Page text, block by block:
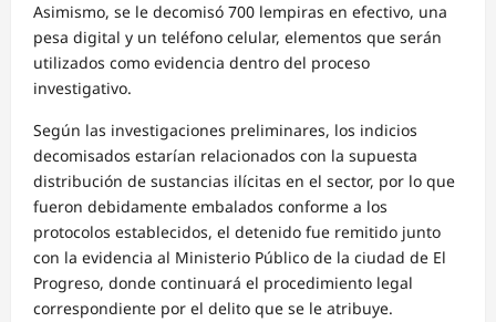
Asimismo, se le decomisó 700 lempiras en efectivo, una
pesa digital y un teléfono celular, elementos que serán
utilizados como evidencia dentro del proceso
investigativo.
Según las investigaciones preliminares, los indicios
decomisados estarían relacionados con la supuesta
distribución de sustancias ilícitas en el sector, por lo que
fueron debidamente embalados conforme a los
protocolos establecidos, el detenido fue remitido junto
con la evidencia al Ministerio Público de la ciudad de El
Progreso, donde continuará el procedimiento legal
correspondiente por el delito que se le atribuye.